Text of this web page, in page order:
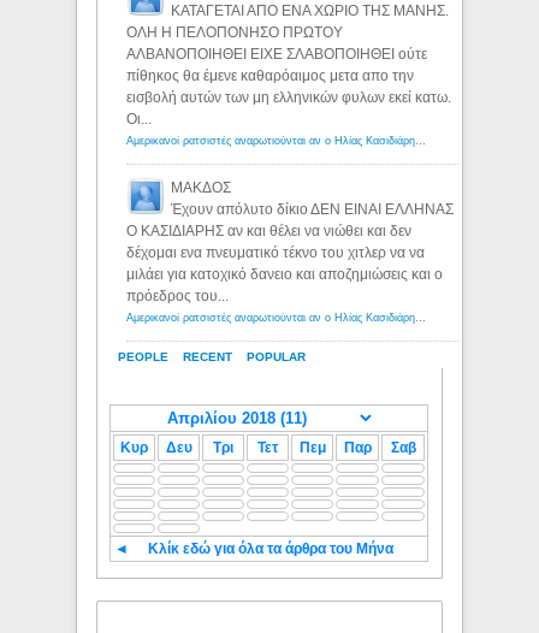
PEOPLE RECENT POPULAR
ΚΑΤΑΓΕΤΑΙ ΑΠΟ ΕΝΑ ΧΩΡΙΟ ΤΗΣ ΜΑΝΗΣ.
ΟΛΗ Η ΠΕΛΟΠΟΝΗΣΟ ΠΡΩΤΟΥ
ΑΛΒΑΝΟΠΟΙΗΘΕΙ ΕΙΧΕ ΣΛΑΒΟΠΟΙΗΘΕΙ ούτε
πίθηκος θα έμενε καθαρόαιμος μετα απο την
εισβολή αυτών των μη ελληνικών φυλων εκεί κατω.
Οι...
Αμερικανοί ρατσιστές αναρωτιούνται αν ο Ηλίας Κασιδιάρης ανήκει στη λευκή φυλή... - Λόγιος Ερμής
ΜΑΚΔΟΣ
Έχουν απόλυτο δίκιο ΔΕΝ ΕΙΝΑΙ ΕΛΛΗΝΑΣ
Ο ΚΑΣΙΔΙΑΡΗΣ αν και θέλει να νιώθει και δεν
δέχομαι ενα πνευματικό τέκνο του χιτλερ να να
μιλάει για κατοχικό δανειο και αποζημιώσεις και ο
πρόεδρος του...
Αμερικανοί ρατσιστές αναρωτιούνται αν ο Ηλίας Κασιδιάρης ανήκει στη λευκή φυλή... - Λόγιος Ερμής
Κυρ Δευ Τρι Τετ Πεμ Παρ Σαβ
◄ Κλίκ εδώ για όλα τα άρθρα του Μήνα